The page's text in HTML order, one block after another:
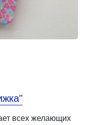
всех желающих